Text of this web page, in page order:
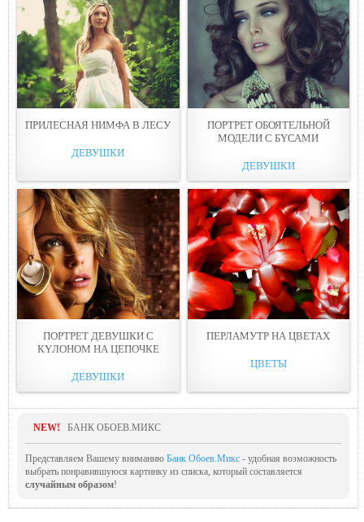
ПРИЛЕСНАЯ НИМФА В ЛЕСУ
ДЕВУШКИ
ПОРТРЕТ ОБОЯТЕЛЬНОЙ
МОДЕЛИ С БYСАМИ
ДЕВУШКИ
ПОРТРЕТ ДЕВУШКИ С
КYЛОНОМ НА ЦЕПОЧКE
ДЕВУШКИ
ПЕРЛАМУТР НА ЦВЕТАX
ЦВЕТЫ
NEW! БАНК ОБОЕВ.МИКС
Представляем Вашему вниманию Банк Обоев.Микс - удобная возможность
выбрать понравившуюся картинку из списка, который составляется
случайным образом!